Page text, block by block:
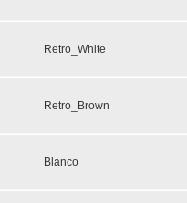
Retro_White
Retro_Brown
Blanco